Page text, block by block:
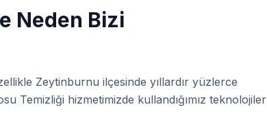
Neden Bizi
Zeytinburnu ilçesinde yıllardır yüzlerce
Temizliği hizmetimizde kullandığımız teknolojiler